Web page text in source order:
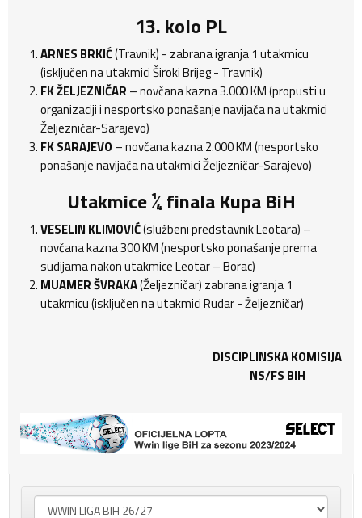
13. kolo PL
ARNES BRKIĆ(Travnik) - zabrana igranja 1 utakmicu
(isključen na utakmici Široki Brijeg - Travnik)
FK ŽELJEZNIČAR – novčana kazna 3.000 KM (propusti u
organizaciji i nesportsko ponašanje navijača na utakmici
Željezničar-Sarajevo)
FK SARAJEVO – novčana kazna 2.000 KM (nesportsko
ponašanje navijača na utakmici Željezničar-Sarajevo)
Utakmice ¼ finala Kupa BiH
VESELIN KLIMOVIĆ(službeni predstavnik Leotara) –
novčana kazna 300 KM (nesportsko ponašanje prema
sudijama nakon utakmice Leotar – Borac)
MUAMER ŠVRAKA(Željezničar) zabrana igranja 1
utakmicu (isključen na utakmici Rudar - Željezničar)
DISCIPLINSKA KOMISIJA
NS/FS BIH